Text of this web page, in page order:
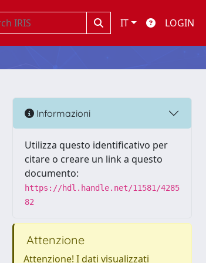
IT LOGIN
Informazioni
Utilizza questo identificativo per
citare o creare un link a questo
documento:
https://hdl.handle.net/11581/4285
82
Attenzione
Attenzione! I dati visualizzati